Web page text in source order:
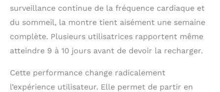
surveillance continue de la fréquence cardiaque et
du sommeil, la montre tient aisément une semaine
complète. Plusieurs utilisatrices rapportent même
atteindre 9 à 10 jours avant de devoir la recharger.
Cette performance change radicalement
l’expérience utilisateur. Elle permet de partir en